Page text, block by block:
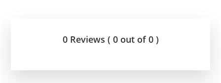
0 Reviews ( 0 out of 0 )